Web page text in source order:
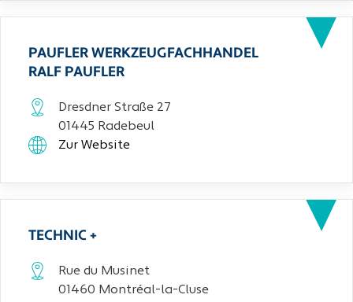
PAUFLER WERKZEUGFACHHANDEL
RALF PAUFLER
Dresdner Straße 27
01445 Radebeul
Zur Website
TECHNIC +
Rue du Musinet
01460 Montréal-la-Cluse